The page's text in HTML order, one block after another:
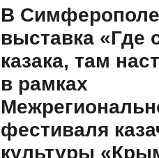
В
выставка «Где
казака, там
в рамках
фестиваля
культуры